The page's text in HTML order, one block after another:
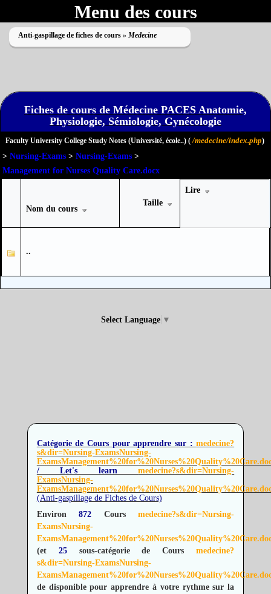
Menu des cours
Anti-gaspillage de fiches de cours » Medecine
Impossible de lire le dossier
Fiches de cours de Médecine PACES Anatomie,
Physiologie, Sémiologie, Gynécologie
Faculty University College Study Notes (Université, école..) ( /medecine/index.php)
> Nursing-Exams > Nursing-Exams >
Management for Nurses Quality Care.docx
Nom du cours
Taille
Lire
..
Select Language ▼
Catégorie de Cours pour apprendre sur :medecine?
s&dir=Nursing-ExamsNursing-
/ Let's learnmedecine?s&dir=Nursing-
ExamsNursing-
(Anti-gaspillage de Fiches de Cours)
Environ872 Coursmedecine?s&dir=Nursing-
ExamsNursing-
(et 25sous-catégorie de Coursmedecine?
s&dir=Nursing-ExamsNursing-
de disponible pour apprendre à votre rythme sur la